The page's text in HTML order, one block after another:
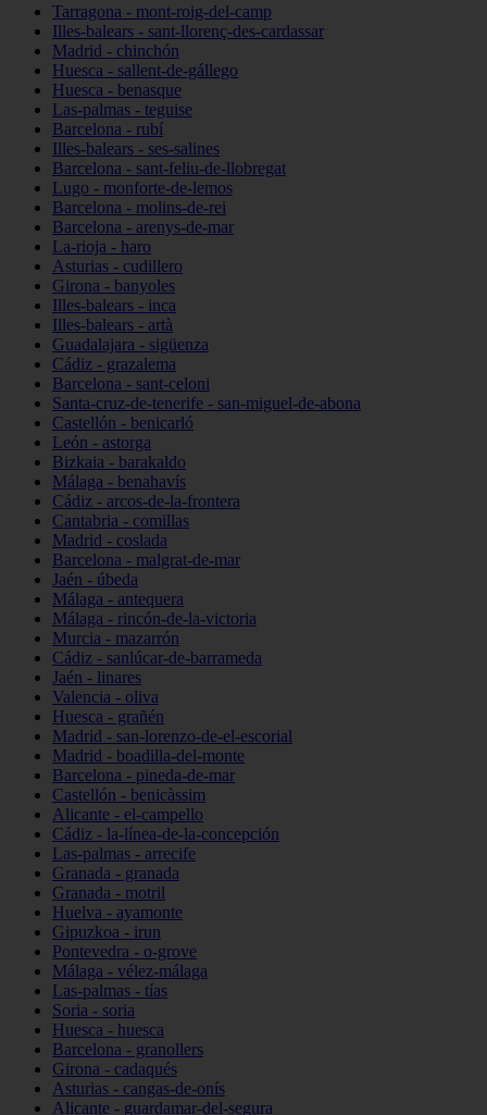
Tarragona - mont-roig-del-camp
Illes-balears - sant-llorenç-des-cardassar
Madrid - chinchón
Huesca - sallent-de-gállego
Huesca - benasque
Las-palmas - teguise
Barcelona - rubí
Illes-balears - ses-salines
Barcelona - sant-feliu-de-llobregat
Lugo - monforte-de-lemos
Barcelona - molins-de-rei
Barcelona - arenys-de-mar
La-rioja - haro
Asturias - cudillero
Girona - banyoles
Illes-balears - inca
Illes-balears - artà
Guadalajara - sigüenza
Cádiz - grazalema
Barcelona - sant-celoni
Santa-cruz-de-tenerife - san-miguel-de-abona
Castellón - benicarló
León - astorga
Bizkaia - barakaldo
Málaga - benahavís
Cádiz - arcos-de-la-frontera
Cantabria - comillas
Madrid - coslada
Barcelona - malgrat-de-mar
Jaén - úbeda
Málaga - antequera
Málaga - rincón-de-la-victoria
Murcia - mazarrón
Cádiz - sanlúcar-de-barrameda
Jaén - linares
Valencia - oliva
Huesca - grañén
Madrid - san-lorenzo-de-el-escorial
Madrid - boadilla-del-monte
Barcelona - pineda-de-mar
Castellón - benicàssim
Alicante - el-campello
Cádiz - la-línea-de-la-concepción
Las-palmas - arrecife
Granada - granada
Granada - motril
Huelva - ayamonte
Gipuzkoa - irun
Pontevedra - o-grove
Málaga - vélez-málaga
Las-palmas - tías
Soria - soria
Huesca - huesca
Barcelona - granollers
Girona - cadaqués
Asturias - cangas-de-onís
Alicante - guardamar-del-segura